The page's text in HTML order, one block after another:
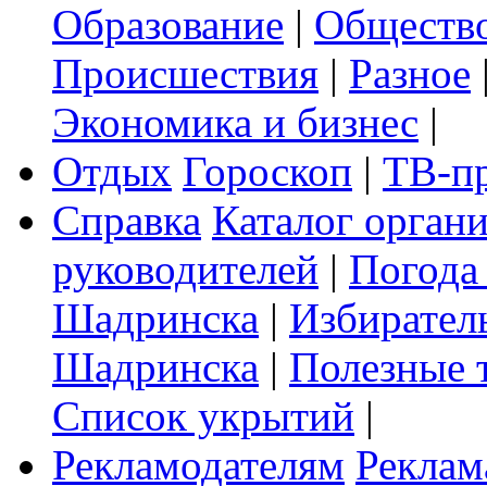
Образование |
Происшествия | Разное
Экономика и бизнес |
Отдых Гороскоп | ТВ-
Справка Каталог
руководителей |
Шадринска |
Шадринска | Полезные
Список укрытий |
Рекламодателям